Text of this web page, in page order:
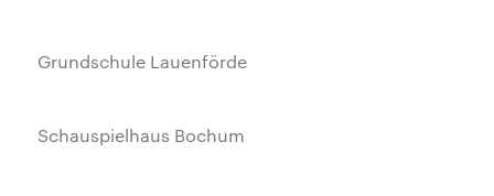
Grundschule Lauenförde
Schauspielhaus Bochum